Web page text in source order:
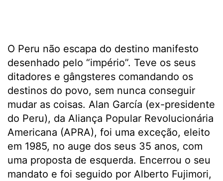
O Peru não escapa do destino manifesto
desenhado pelo “império”. Teve os seus
ditadores e gângsteres comandando os
destinos do povo, sem nunca conseguir
mudar as coisas. Alan García (ex-presidente
do Peru), da Aliança Popular Revolucionária
Americana (APRA), foi uma exceção, eleito
em 1985, no auge dos seus 35 anos, com
uma proposta de esquerda. Encerrou o seu
mandato e foi seguido por Alberto Fujimori,